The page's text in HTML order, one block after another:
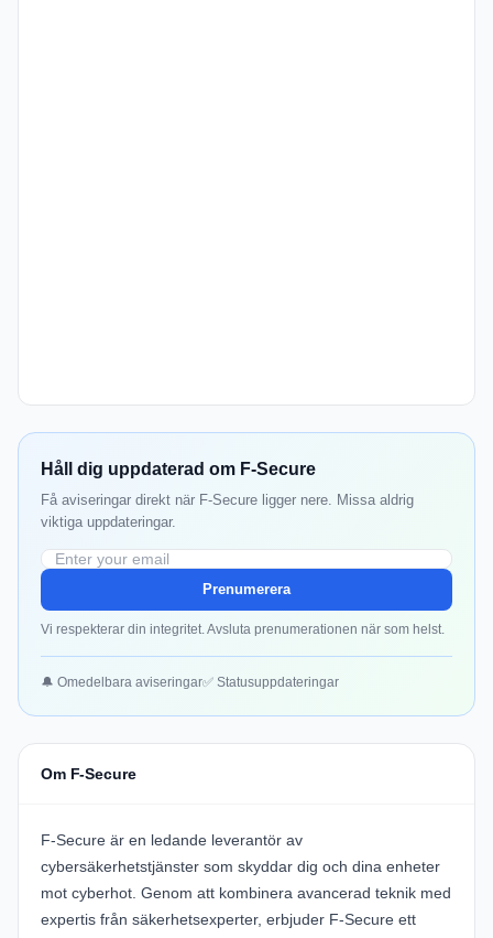
Håll dig uppdaterad om F-Secure
Få aviseringar direkt när F-Secure ligger nere. Missa aldrig
viktiga uppdateringar.
Prenumerera
Vi respekterar din integritet. Avsluta prenumerationen när som helst.
🔔 Omedelbara aviseringar✅ Statusuppdateringar
Om F-Secure
F-Secure är en ledande leverantör av
cybersäkerhetstjänster som skyddar dig och dina enheter
mot cyberhot. Genom att kombinera avancerad teknik med
expertis från säkerhetsexperter, erbjuder F-Secure ett